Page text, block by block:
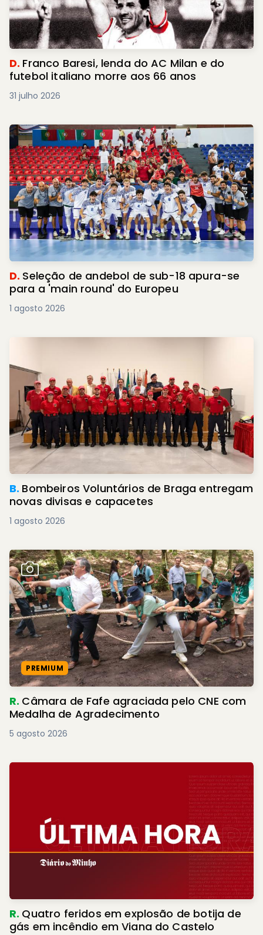
D. Franco Baresi, lenda do AC Milan e do
futebol italiano morre aos 66 anos
31 julho 2026
D. Seleção de andebol de sub-18 apura-se
para a 'main round' do Europeu
1 agosto 2026
B. Bombeiros Voluntários de Braga entregam
novas divisas e capacetes
1 agosto 2026
PREMIUM
R. Câmara de Fafe agraciada pelo CNE com
Medalha de Agradecimento
5 agosto 2026
R. Quatro feridos em explosão de botija de
gás em incêndio em Viana do Castelo